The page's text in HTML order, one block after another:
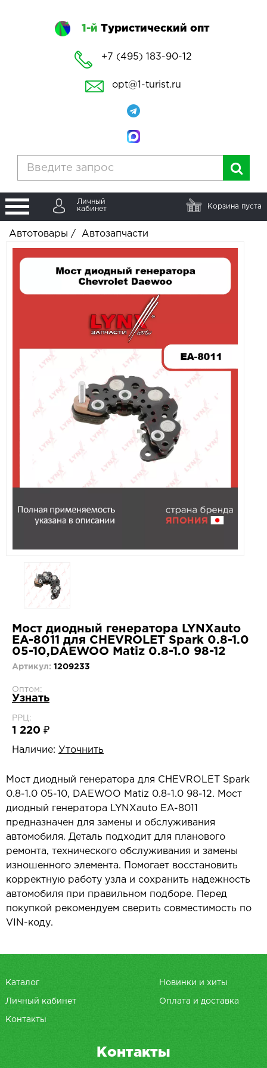
1-й Туристический опт
+7 (495) 183-90-12
opt@1-turist.ru
Личный
кабинет
Корзина пуста
Автотовары / Автозапчасти
Мост диодный генератора LYNXauto
EA-8011 для CHEVROLET Spark 0.8-1.0
05-10,DAEWOO Matiz 0.8-1.0 98-12
Артикул: 1209233
Оптом:
Узнать
РРЦ:
1 220 ₽
Наличие: Уточнить
Мост диодный генератора для CHEVROLET Spark
0.8-1.0 05-10, DAEWOO Matiz 0.8-1.0 98-12. Мост
диодный генератора LYNXauto EA-8011
предназначен для замены и обслуживания
автомобиля. Деталь подходит для планового
ремонта, технического обслуживания и замены
изношенного элемента. Помогает восстановить
корректную работу узла и сохранить надежность
автомобиля при правильном подборе. Перед
покупкой рекомендуем сверить совместимость по
VIN-коду.
Каталог Новинки и хиты
Личный кабинет Оплата и доставка
Контакты
Контакты